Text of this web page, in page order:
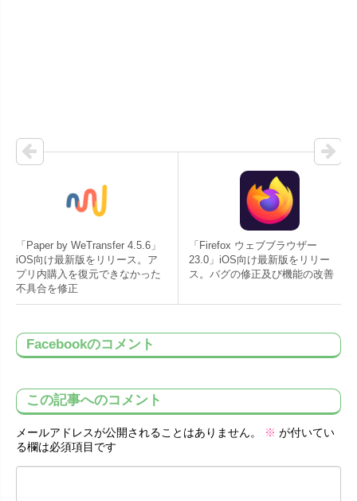
「Paper by WeTransfer 4.5.6」
iOS向け最新版をリリース。ア
プリ内購入を復元できなかった
不具合を修正
「Firefox ウェブブラウザー
23.0」iOS向け最新版をリリー
ス。バグの修正及び機能の改善
Facebookのコメント
この記事へのコメント
メールアドレスが公開されることはありません。 ※ が付いてい
る欄は必須項目です